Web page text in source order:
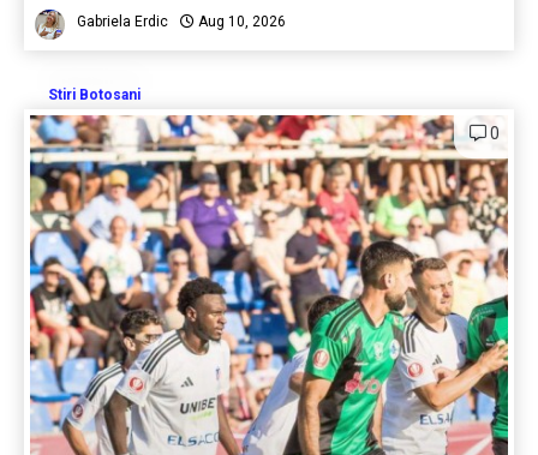
Gabriela Erdic Aug 10, 2026
Stiri Botosani
0